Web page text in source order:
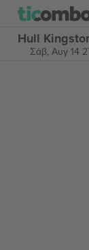
Hull
Σάβ, Αυγ 14